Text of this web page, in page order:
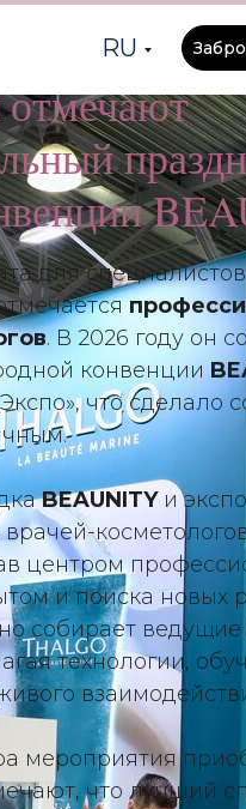
RU
для
. В 2026 году он
конвенции
что сделало
BEAUNITYи
центром
и поиска новых
собирает
технологии,
мероприятия
что лучший